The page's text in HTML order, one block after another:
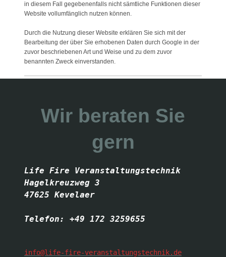
in diesem Fall gegebenenfalls nicht sämtliche Funktionen dieser
Website vollumfänglich nutzen können.
Durch die Nutzung dieser Website erklären Sie sich mit der
Bearbeitung der über Sie erhobenen Daten durch Google in der
zuvor beschriebenen Art und Weise und zu dem zuvor
benannten Zweck einverstanden.
Wir beraten Sie
gern
Life Fire Veranstaltungstechnik
Hagelkreuzweg 3
47625 Kevelaer
info@life-fire-veranstaltungstechnik.de